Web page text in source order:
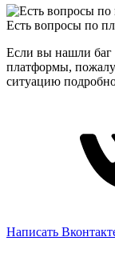
Есть вопросы по
Если вы нашли баг
платформы,
ситуацию
Написать